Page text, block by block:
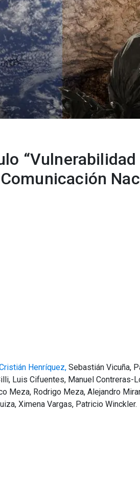
Henríquez, Sebastián Vicuña,
Luis Cifuentes, Manuel Contreras-
Meza, Rodrigo Meza, Alejandro
Ximena Vargas, Patricio Winckler.